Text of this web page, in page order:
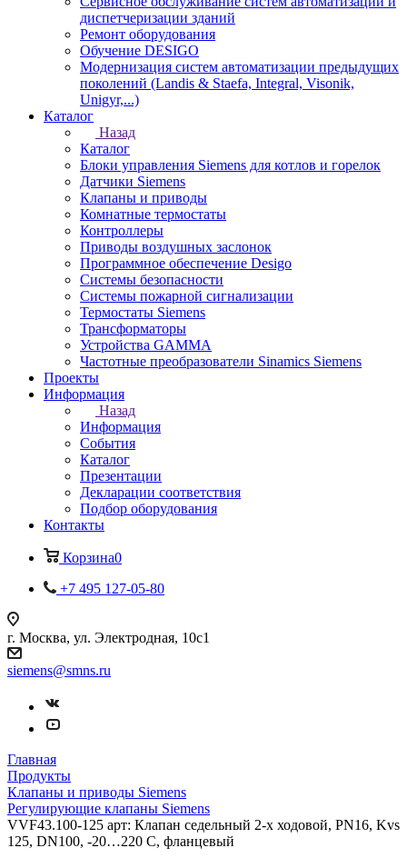
диспетчеризации зданий
Ремонт оборудования
Обучение DESIGO
Модернизация систем автоматизации предыдущих
поколений (Landis & Staefa, Integral, Visonik,
Unigyr,...)
Каталог
Назад
Каталог
Блоки управления Siemens для котлов и горелок
Датчики Siemens
Клапаны и приводы
Комнатные термостаты
Контроллеры
Приводы воздушных заслонок
Программное обеспечение Desigo
Системы безопасности
Системы пожарной сигнализации
Термостаты Siemens
Трансформаторы
Устройства GAMMA
Частотные преобразователи Sinamics Siemens
Проекты
Информация
Назад
Информация
События
Каталог
Презентации
Декларации соответствия
Подбор оборудования
Контакты
Корзина0
+7 495 127-05-80
г. Москва, ул. Электродная, 10с1
siemens@smns.ru
Главная
Продукты
Клапаны и приводы Siemens
Регулирующие клапаны Siemens
VVF43.100-125 арт: Клапан седельный 2-х ходовой, PN16, Kvs
125, DN100, -20…220 C, фланцевый